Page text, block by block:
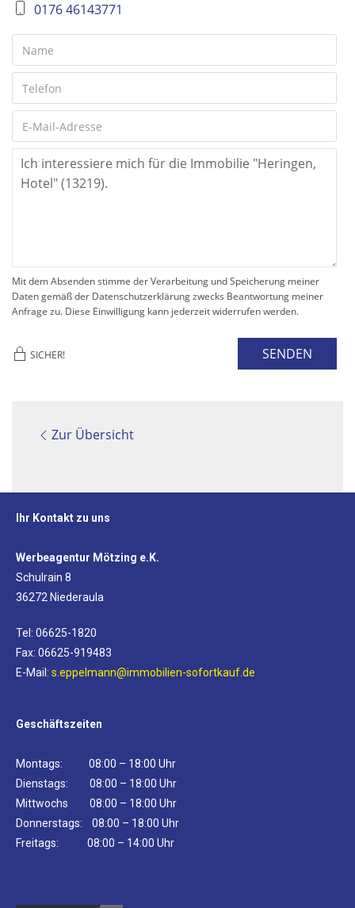
0176 46143771
Mit dem Absenden stimme der Verarbeitung und Speicherung meiner
Daten gemäß der Datenschutzerklärung zwecks Beantwortung meiner
Anfrage zu. Diese Einwilligung kann jederzeit widerrufen werden.
SICHER! SENDEN
Zur Übersicht
Ihr Kontakt zu uns
Werbeagentur Mötzing e.K.
Schulrain 8
36272 Niederaula
Tel: 06625-1820
Fax: 06625-919483
E-Mail: s.eppelmann@immobilien-sofortkauf.de
Geschäftszeiten
Montags: 08:00 – 18:00 Uhr
Dienstags: 08:00 – 18:00 Uhr
Mittwochs 08:00 – 18:00 Uhr
Donnerstags: 08:00 – 18:00 Uhr
Freitags: 08:00 – 14:00 Uhr